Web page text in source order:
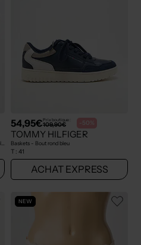
54,95€Prix boutique :
109,90€ -50%
TOMMY HILFIGER
Baskets - Bout rond bleu
T : 41
ACHAT EXPRESS
NEW